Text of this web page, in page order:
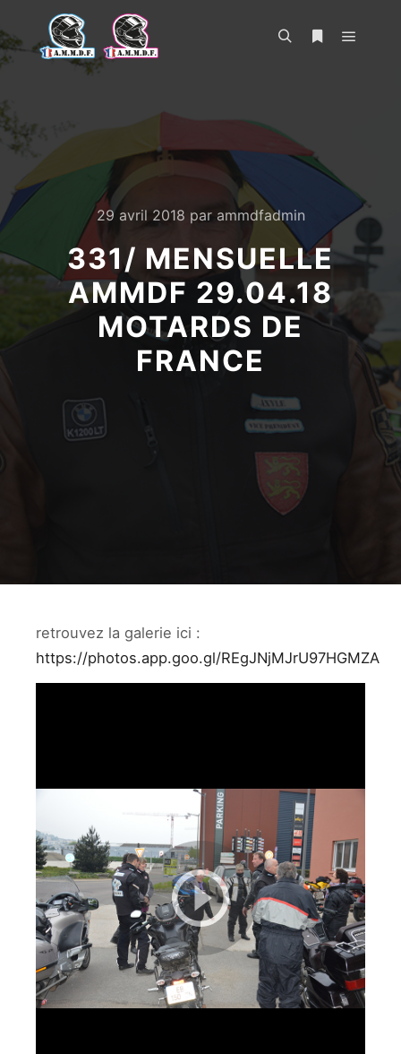
29 avril 2018 par ammdfadmin
331/ MENSUELLE
AMMDF 29.04.18
MOTARDS DE
FRANCE
retrouvez la galerie ici :
https://photos.app.goo.gl/REgJNjMJrU97HGMZA